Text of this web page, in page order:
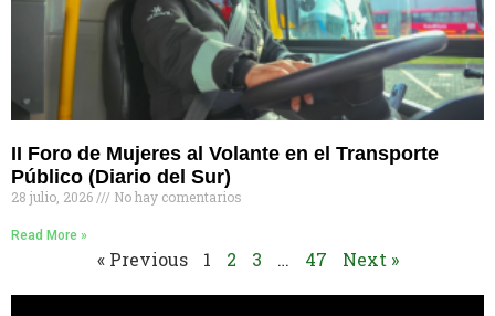
II Foro de Mujeres al Volante en el Transporte
Público (Diario del Sur)
28 julio, 2026 No hay comentarios
Read More »
« Previous 1 2 3 … 47 Next »